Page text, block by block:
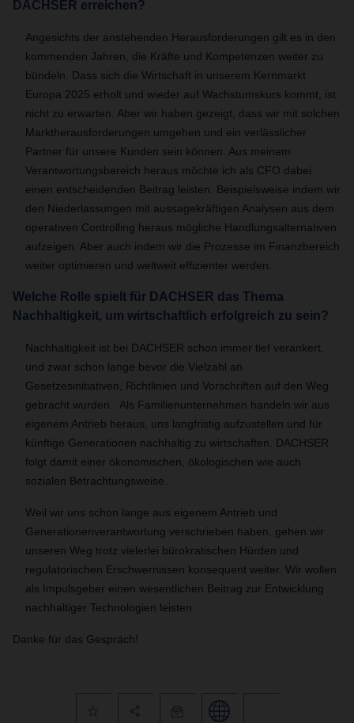
DACHSER erreichen?
Angesichts der anstehenden Herausforderungen gilt es in den
kommenden Jahren, die Kräfte und Kompetenzen weiter zu
bündeln. Dass sich die Wirtschaft in unserem Kernmarkt
Europa 2025 erholt und wieder auf Wachstumskurs kommt, ist
nicht zu erwarten. Aber wir haben gezeigt, dass wir mit solchen
Marktherausforderungen umgehen und ein verlässlicher
Partner für unsere Kunden sein können. Aus meinem
Verantwortungsbereich heraus möchte ich als CFO dabei
einen entscheidenden Beitrag leisten. Beispielsweise indem wir
den Niederlassungen mit aussagekräftigen Analysen aus dem
operativen Controlling heraus mögliche Handlungsalternativen
aufzeigen. Aber auch indem wir die Prozesse im Finanzbereich
weiter optimieren und weltweit effizienter werden.
Welche Rolle spielt für DACHSER das Thema
Nachhaltigkeit, um wirtschaftlich erfolgreich zu sein?
Nachhaltigkeit ist bei DACHSER schon immer tief verankert,
und zwar schon lange bevor die Vielzahl an
Gesetzesinitiativen, Richtlinien und Vorschriften auf den Weg
gebracht wurden. Als Familienunternehmen handeln wir aus
eigenem Antrieb heraus, uns langfristig aufzustellen und für
künftige Generationen nachhaltig zu wirtschaften. DACHSER
folgt damit einer ökonomischen, ökologischen wie auch
sozialen Betrachtungsweise.
Weil wir uns schon lange aus eigenem Antrieb und
Generationenverantwortung verschrieben haben, gehen wir
unseren Weg trotz vielerlei bürokratischen Hürden und
regulatorischen Erschwernissen konsequent weiter. Wir wollen
als Impulsgeber einen wesentlichen Beitrag zur Entwicklung
nachhaltiger Technologien leisten.
Danke für das Gespräch!